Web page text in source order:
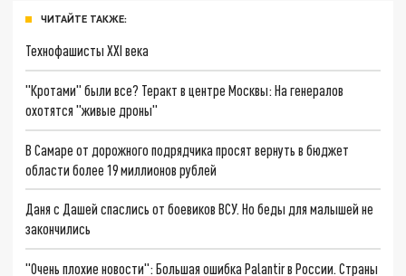
ЧИТАЙТЕ ТАКЖЕ:
Технофашисты XXI века
"Кротами" были все? Теракт в центре Москвы: На генералов
охотятся "живые дроны"
В Самаре от дорожного подрядчика просят вернуть в бюджет
области более 19 миллионов рублей
Даня с Дашей спаслись от боевиков ВСУ. Но беды для малышей не
закончились
"Очень плохие новости": Большая ошибка Palantir в России. Страны